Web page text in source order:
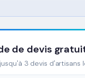
de devis
3 devis